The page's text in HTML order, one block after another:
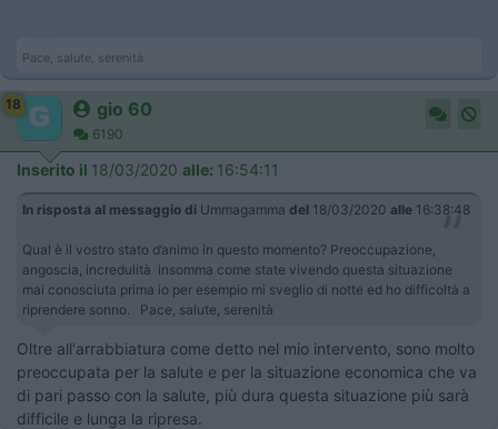
Pace, salute, serenità
18 gio 60
6190
Inserito il 18/03/2020 alle: 16:54:11
In risposta al messaggio di Ummagamma del 18/03/2020 alle 16:38:48
Qual è il vostro stato d’animo in questo momento? Preoccupazione,
angoscia, incredulità insomma come state vivendo questa situazione
mai conosciuta prima io per esempio mi sveglio di notte ed ho difficoltà a
riprendere sonno. Pace, salute, serenità
Oltre all'arrabbiatura come detto nel mio intervento, sono molto
preoccupata per la salute e per la situazione economica che va
di pari passo con la salute, più dura questa situazione più sarà
difficile e lunga la ripresa.